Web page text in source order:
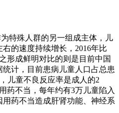
特殊人群的另一组成主体，儿
的速度持续增长，2016年比
形成鲜明对比的则是目前中国
统计，目前患病儿童人口占总患
儿童不良反应率是成人的2
药不当，每年约有3万儿童陷入
药不当造成肝肾功能、神经系